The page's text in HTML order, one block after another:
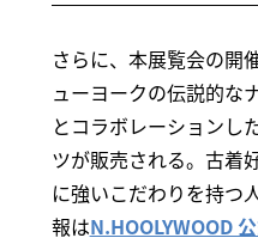
さらに、本展覧会の開
ューヨークの伝説的な
とコラボレーションし
ツが販売される。古着
に強いこだわりを持つ
報はN.HOOLYWOOD